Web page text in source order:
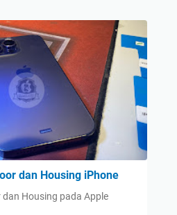
dan Housing iPhone
Housing pada Apple